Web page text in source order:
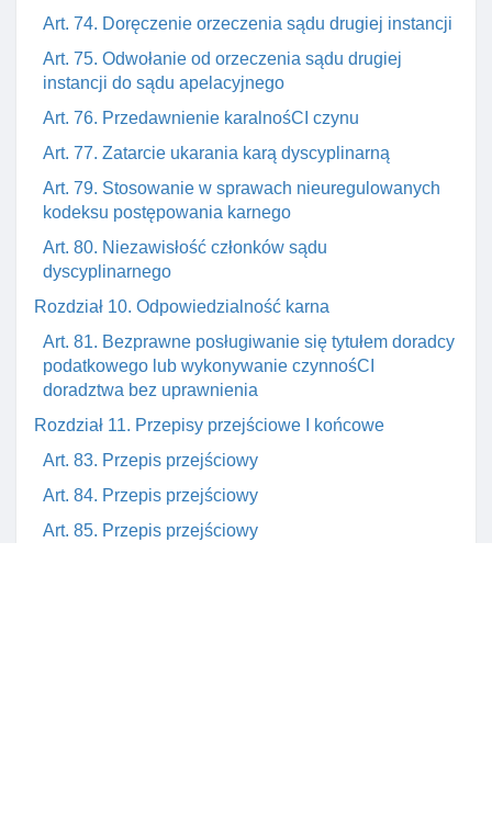
Art. 74. Doręczenie orzeczenia sądu drugiej instancji
Art. 75. Odwołanie od orzeczenia sądu drugiej
instancji do sądu apelacyjnego
Art. 76. Przedawnienie karalnośCI czynu
Art. 77. Zatarcie ukarania karą dyscyplinarną
Art. 79. Stosowanie w sprawach nieuregulowanych
kodeksu postępowania karnego
Art. 80. Niezawisłość członków sądu
dyscyplinarnego
Rozdział 10. Odpowiedzialność karna
Art. 81. Bezprawne posługiwanie się tytułem doradcy
podatkowego lub wykonywanie czynnośCI
doradztwa bez uprawnienia
Rozdział 11. Przepisy przejściowe I końcowe
Art. 83. Przepis przejściowy
Art. 84. Przepis przejściowy
Art. 85. Przepis przejściowy